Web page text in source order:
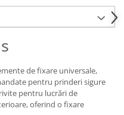
de fixare universale,
pentru prinderi sigure
pentru lucrări de
oferind o fixare